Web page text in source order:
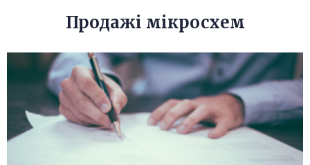
Продажі мікросхем